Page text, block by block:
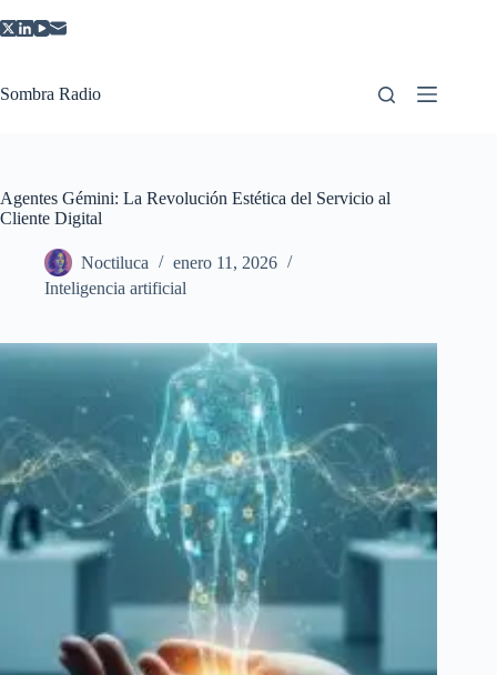
al
Sombra Radio
Agentes Gémini: La Revolución Estética del Servicio al
Cliente Digital
Noctiluca
enero 11, 2026
Inteligencia artificial